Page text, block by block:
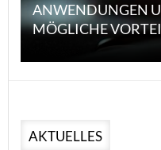
ANWENDUNGEN
MÖGLICHE
AKTUELLES